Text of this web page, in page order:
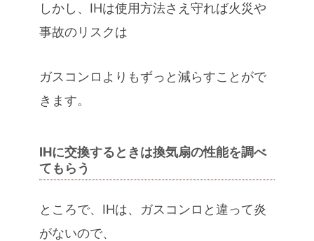
しかし、IHは使用方法さえ守れば火災や
事故のリスクは
ガスコンロよりもずっと減らすことがで
きます。
IHに交換するときは換気扇の性能を調べ
てもらう
ところで、IHは、ガスコンロと違って炎
がないので、